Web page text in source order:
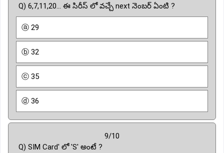
Q) 6,7,11,20... ఈ సిరీస్ లో వచ్చే next నెంబర్ ఏంటి ?
ⓐ 29
ⓑ 32
ⓒ 35
ⓓ 36
9/10
Q) SIM Card' లో 'S' అంటే ?